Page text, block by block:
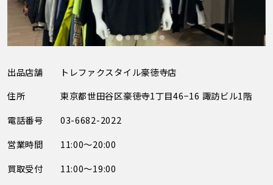
出品店舗
トレファクスタイル豪徳寺店
住所
東京都世田谷区豪徳寺1丁目46−16 諏訪ビル1階
電話番号
03-6682-2022
営業時間
11:00～20:00
買取受付
11:00～19:00